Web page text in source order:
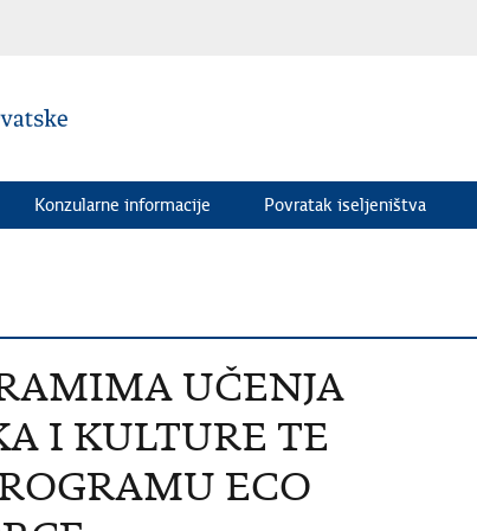
Konzularne informacije Povratak iseljeništva
UČENJA
I KULTURE TE
ECO